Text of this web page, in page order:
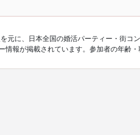
に、日本全国の婚活パーティー・街コ
報が掲載されています。参加者の年齢